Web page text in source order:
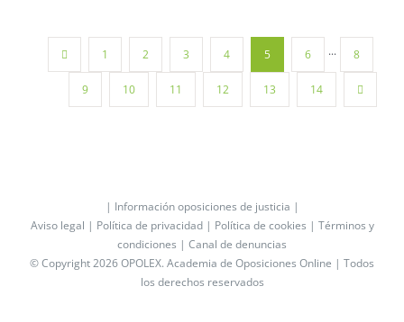
1 2 3 4 5 6 ··· 8
9 10 11 12 13 14
| Información oposiciones de justicia |
Aviso legal | Política de privacidad | Política de cookies | Términos y
condiciones | Canal de denuncias
© Copyright 2026 OPOLEX. Academia de Oposiciones Online | Todos
los derechos reservados